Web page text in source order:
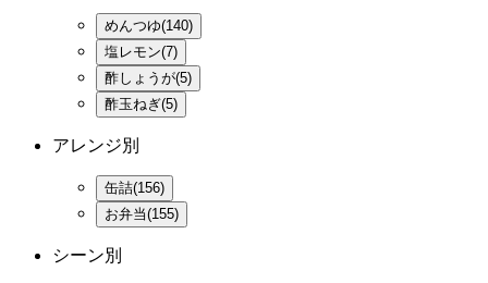
めんつゆ(140)
塩レモン(7)
酢しょうが(5)
酢玉ねぎ(5)
アレンジ別
缶詰(156)
お弁当(155)
シーン別